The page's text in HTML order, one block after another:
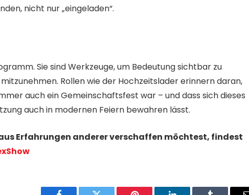
nicht nur „eingeladen“.
Sie sind Werkzeuge, um Bedeutung sichtbar zu
Rollen wie der Hochzeitslader erinnern daran,
auch ein Gemeinschaftsfest war – und dass sich dieses
auch in modernen Feiern bewahren lässt.
Erfahrungen anderer verschaffen möchtest, findest